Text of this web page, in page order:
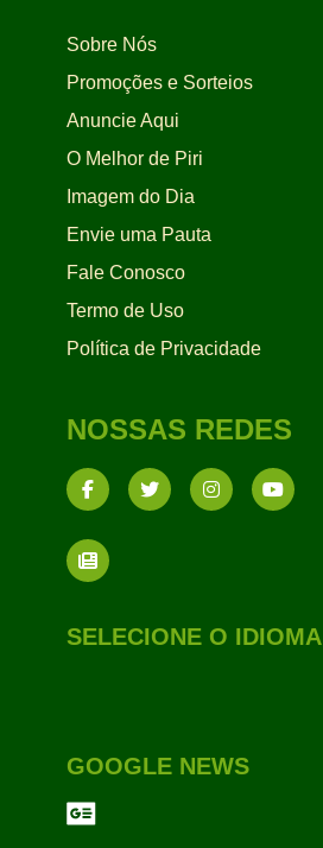
Sobre Nós
Promoções e Sorteios
Anuncie Aqui
O Melhor de Piri
Imagem do Dia
Envie uma Pauta
Fale Conosco
Termo de Uso
Política de Privacidade
NOSSAS REDES
SELECIONE O IDIOMA
GOOGLE NEWS